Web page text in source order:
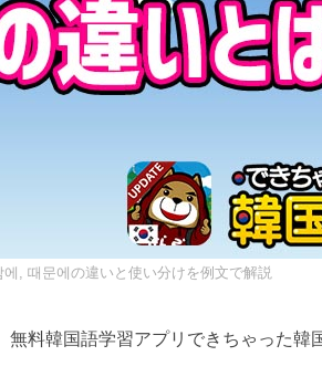
에, 때문에の違いと使い分けを例文で解説
料韓国語学習アプリできちゃった韓